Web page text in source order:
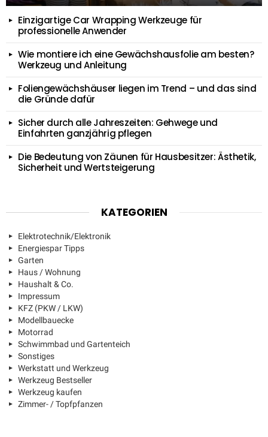
Einzigartige Car Wrapping Werkzeuge für
professionelle Anwender
Wie montiere ich eine Gewächshausfolie am besten?
Werkzeug und Anleitung
Foliengewächshäuser liegen im Trend – und das sind
die Gründe dafür
Sicher durch alle Jahreszeiten: Gehwege und
Einfahrten ganzjährig pflegen
Die Bedeutung von Zäunen für Hausbesitzer: Ästhetik,
Sicherheit und Wertsteigerung
KATEGORIEN
Elektrotechnik/Elektronik
Energiespar Tipps
Garten
Haus / Wohnung
Haushalt & Co.
Impressum
KFZ (PKW / LKW)
Modellbauecke
Motorrad
Schwimmbad und Gartenteich
Sonstiges
Werkstatt und Werkzeug
Werkzeug Bestseller
Werkzeug kaufen
Zimmer- / Topfpfanzen